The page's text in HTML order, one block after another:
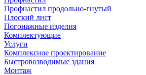
Профнастил продольно-гнутый
Плоский лист
Погонажные изделия
Комплектующие
Услуги
Комплексное проектирование
Быстровозводимые здания
Монтаж